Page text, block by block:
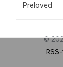
Preloved
©